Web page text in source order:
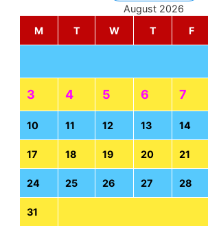
August 2026
M
T W T F
3 4 5 6 7
10 11 12 13 14
17 18 19 20 21
24 25 26 27 28
31